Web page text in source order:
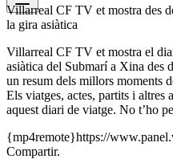
Villarreal CF TV et mostra des
la gira asiàtica
Villarreal CF TV et mostra el
asiàtica del Submarí a Xina des
un resum dels millors moments
Els viatges, actes, partits i altres
aquest diari de viatge. No t’ho
{mp4remote}https://
Compartir.